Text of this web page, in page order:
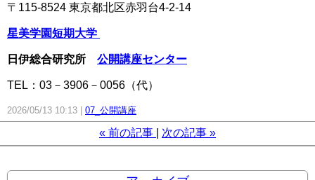
〒115-8524 東京都北区赤羽台4-2-14
星美学園短期大学
日伊総合研究所 公開講座センター
TEL：03－3906－0056（代）
2026/05/13 10:13 07_公開講座
« 前の記事 次の記事 »